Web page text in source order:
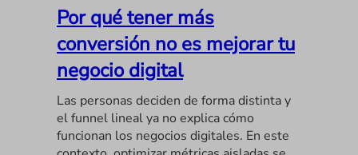
Por qué tener más
conversión no es mejorar tu
negocio digital
Las personas deciden de forma distinta y
el funnel lineal ya no explica cómo
funcionan los negocios digitales. En este